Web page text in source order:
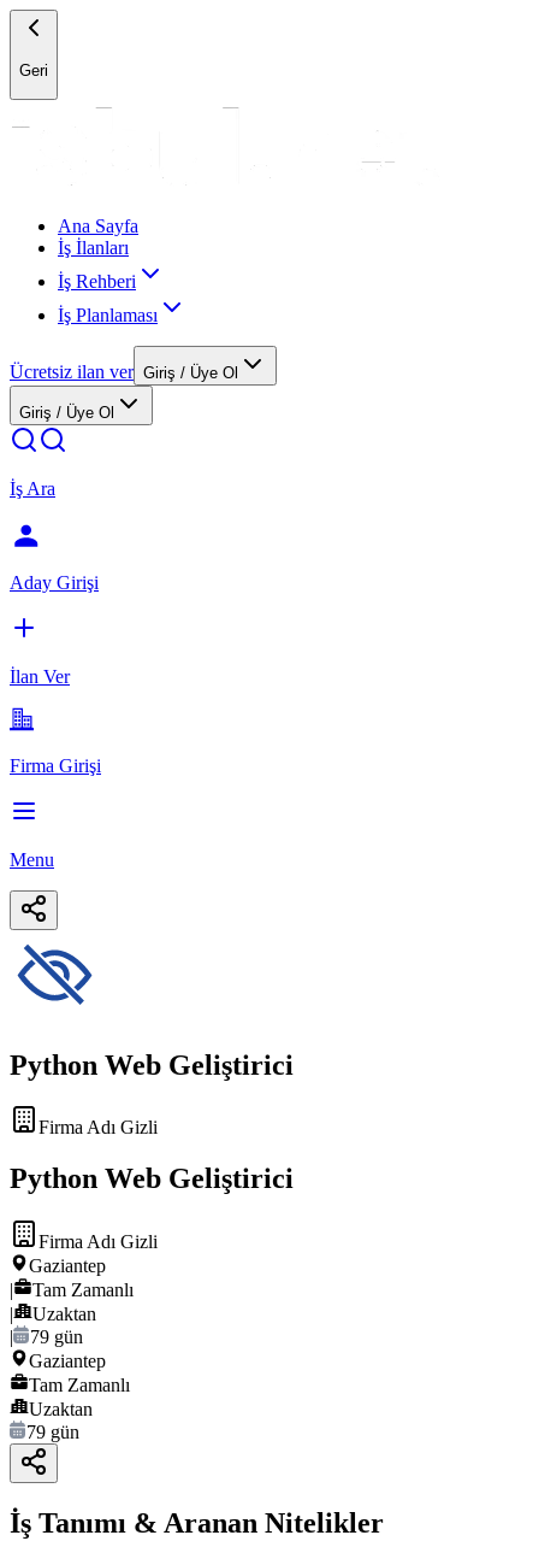
Geri
Ana Sayfa
İş İlanları
İş Rehberi
İş Planlaması
Ücretsiz ilan ver Giriş / Üye Ol
Giriş / Üye Ol
İş Ara
Aday Girişi
İlan Ver
Firma Girişi
Menu
Python Web Geliştirici
Firma Adı Gizli
Python Web Geliştirici
Firma Adı Gizli
Gaziantep
|
Tam Zamanlı
|
Uzaktan
|
79 gün
Gaziantep
Tam Zamanlı
Uzaktan
79 gün
İş Tanımı & Aranan Nitelikler